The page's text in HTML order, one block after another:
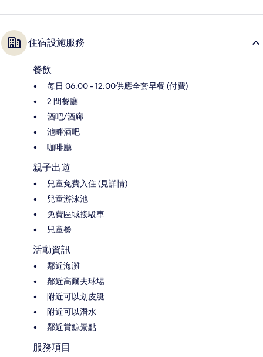
住宿設施服務
餐飲
每日 06:00 - 12:00供應全套早餐 (付費)
2 間餐廳
酒吧/酒廊
池畔酒吧
咖啡廳
親子出遊
兒童免費入住 (見詳情)
兒童游泳池
免費區域接駁車
兒童餐
活動資訊
鄰近海灘
鄰近高爾夫球場
附近可以划皮艇
附近可以潛水
鄰近賞鯨景點
服務項目